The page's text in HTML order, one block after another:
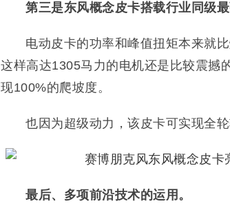
第三是东风概念皮卡搭载行业同级
电动皮卡的功率和峰值扭矩本来就
这样高达1305马力的电机还是比较震撼
现100%的爬坡度。
也因为超级动力，该皮卡可实现全
最后、多项前沿技术的运用。